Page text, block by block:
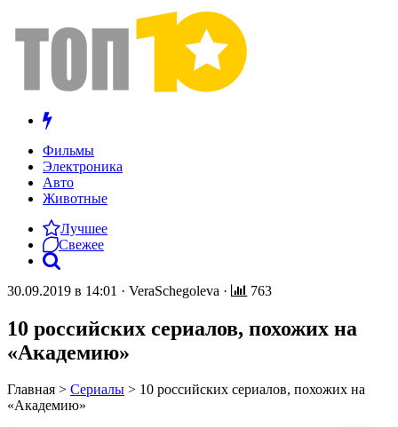
Фильмы
Электроника
Авто
Животные
Лучшее
Свежее
30.09.2019 в 14:01 · VeraSchegoleva · 763
10 российских сериалов, похожих на
«Академию»
Главная > Сериалы > 10 российских сериалов, похожих на
«Академию»